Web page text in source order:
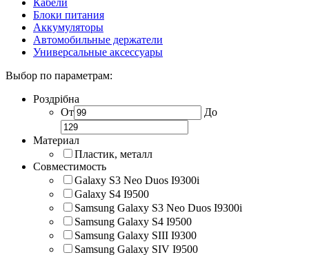
Блоки питания
Аккумуляторы
Автомобильные держатели
Универсальные аксессуары
Выбор по параметрам:
Роздрібна
От
До
Материал
Пластик, металл
Совместимость
Galaxy S3 Neo Duos I9300i
Galaxy S4 I9500
Samsung Galaxy S3 Neo Duos I9300i
Samsung Galaxy S4 I9500
Samsung Galaxy SIII I9300
Samsung Galaxy SIV I9500